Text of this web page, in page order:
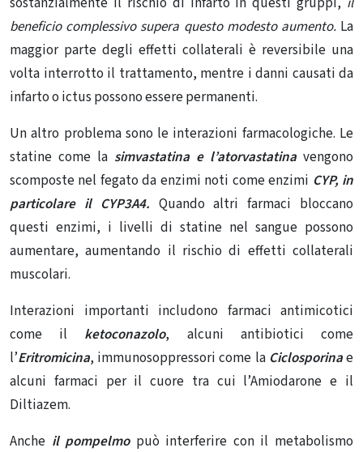
beneficio complessivo supera questo modesto aumento.La
maggior parte degli effetti collaterali è reversibile una
volta interrotto il trattamento, mentre i danni causati da
infarto o ictus possono essere permanenti.
Un altro problema sono le interazioni farmacologiche. Le
statine come la simvastatina e l’atorvastatina vengono
scomposte nel fegato da enzimi noti come enzimi CYP, in
particolare il CYP3A4. Quando altri farmaci bloccano
questi enzimi, i livelli di statine nel sangue possono
aumentare, aumentando il rischio di effetti collaterali
muscolari.
Interazioni importanti includono farmaci antimicotici
come il ketoconazolo, alcuni antibiotici come
l’Eritromicina, immunosoppressori come laCiclosporinae
alcuni farmaci per il cuore tra cui l’Amiodarone e il
Diltiazem.
Anche il pompelmo può interferire con il metabolismo